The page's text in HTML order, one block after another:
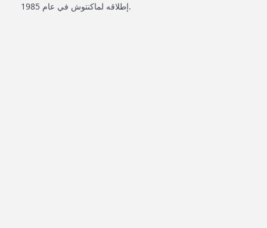
إطلاقه لماكنتوش في عام 1985.